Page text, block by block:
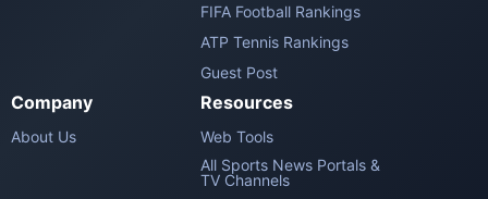
FIFA Football Rankings
ATP Tennis Rankings
Guest Post
Company
About Us
Resources
Web Tools
All Sports News Portals &
TV Channels